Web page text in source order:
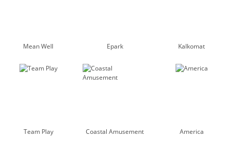
Mean Well Epark Kalkomat
Team Play Coastal Amusement America